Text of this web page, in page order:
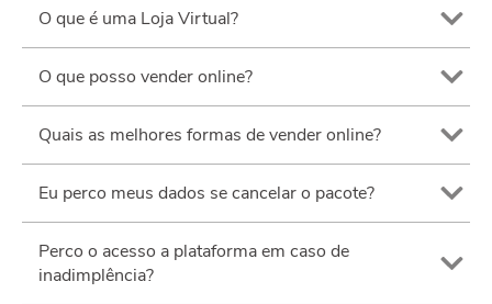
O que é uma Loja Virtual?
O que posso vender online?
Quais as melhores formas de vender online?
Eu perco meus dados se cancelar o pacote?
Perco o acesso a plataforma em caso de
inadimplência?